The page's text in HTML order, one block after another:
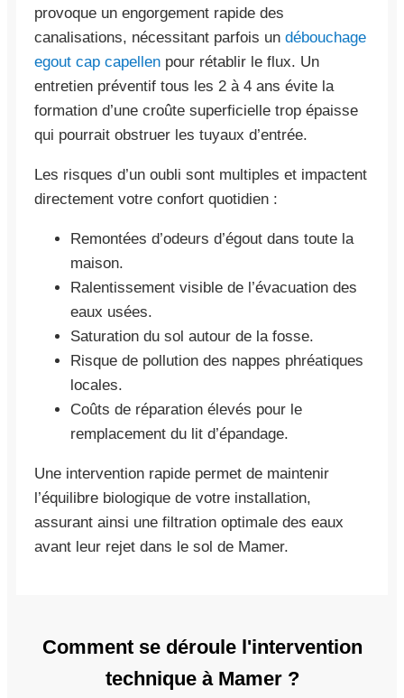
provoque un engorgement rapide des
canalisations, nécessitant parfois un débouchage
egout cap capellen pour rétablir le flux. Un
entretien préventif tous les 2 à 4 ans évite la
formation d’une croûte superficielle trop épaisse
qui pourrait obstruer les tuyaux d’entrée.
Les risques d’un oubli sont multiples et impactent
directement votre confort quotidien :
Remontées d’odeurs d’égout dans toute la
maison.
Ralentissement visible de l’évacuation des
eaux usées.
Saturation du sol autour de la fosse.
Risque de pollution des nappes phréatiques
locales.
Coûts de réparation élevés pour le
remplacement du lit d’épandage.
Une intervention rapide permet de maintenir
l’équilibre biologique de votre installation,
assurant ainsi une filtration optimale des eaux
avant leur rejet dans le sol de Mamer.
Comment se déroule l'intervention
technique à Mamer ?